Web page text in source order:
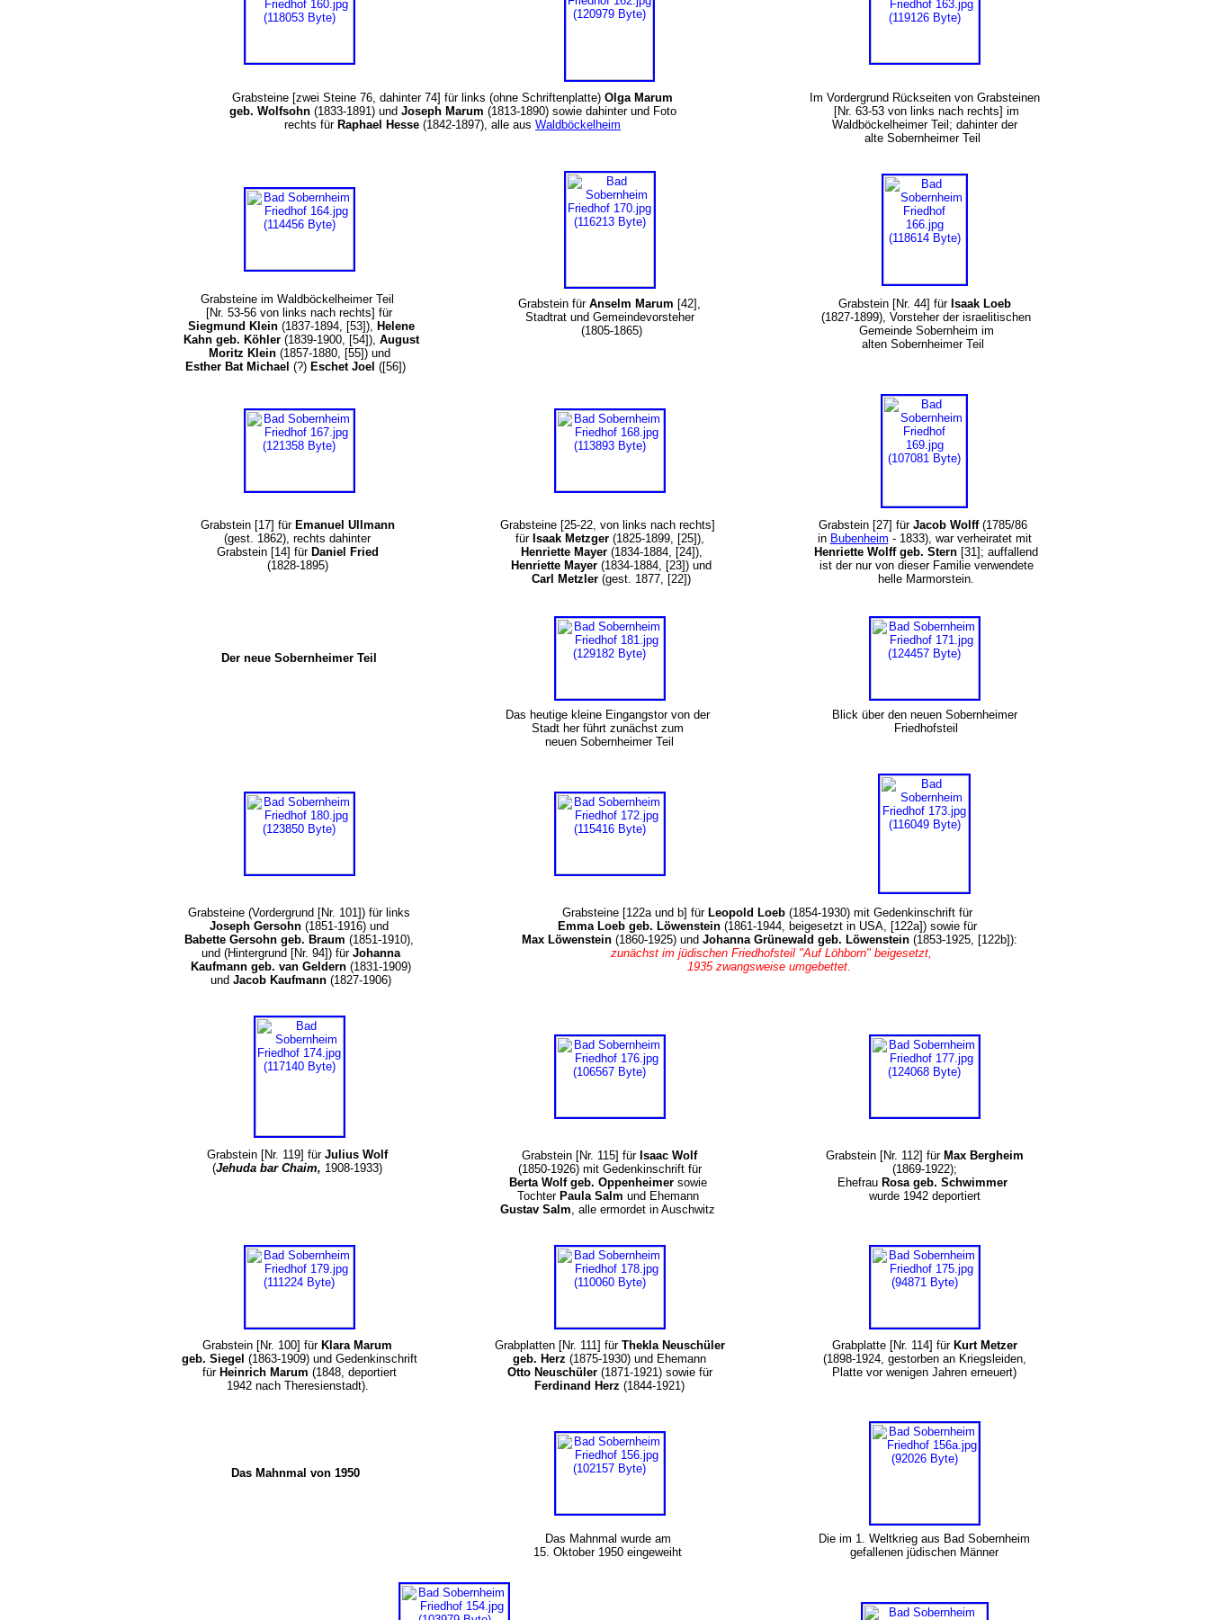
Grabsteine [zwei Steine 76, dahinter 74] für links (ohne Schriftenplatte) Olga Marum
geb. Wolfsohn(1833-1891) und Joseph Marum (1813-1890) sowie dahinter und Foto
rechts für Raphael Hesse (1842-1897), alle aus Waldböckelheim
Im Vordergrund Rückseiten von Grabsteinen
[Nr. 63-53 von links nach rechts] im
Waldböckelheimer Teil; dahinter der
alte Sobernheimer Teil
Grabsteine im Waldböckelheimer Teil
[Nr. 53-56 von links nach rechts] für
Siegmund Klein(1837-1894, [53]), Helene
Kahn geb. Köhler (1839-1900, [54]), August
Moritz Klein(1857-1880, [55]) und
Esther Bat Michael (?) Eschet Joel ([56])
Grabstein für Anselm Marum [42],
Stadtrat und Gemeindevorsteher
(1805-1865)
Grabstein [Nr. 44] für Isaak Loeb
(1827-1899), Vorsteher der israelitischen
Gemeinde Sobernheim im
alten Sobernheimer Teil
Grabstein [17] fürEmanuel Ullmann
(gest. 1862), rechts dahinter
Grabstein [14] für Daniel Fried
(1828-1895)
Grabsteine [25-22, von links nach rechts]
für Isaak Metzger(1825-1899, [25]),
Henriette Mayer(1834-1884, [24]),
Henriette Mayer (1834-1884, [23]) und
Carl Metzler (gest. 1877, [22])
Grabstein [27] für Jacob Wolff(1785/86
in Bubenheim - 1833), war verheiratet mit
Henriette Wolff geb. Stern [31]; auffallend
ist der nur von dieser Familie verwendete
helle Marmorstein.
Der neue Sobernheimer Teil
Das heutige kleine Eingangstor von der
Stadt her führt zunächst zum
neuen Sobernheimer Teil
Blick über den neuen Sobernheimer
Friedhofsteil
Grabsteine (Vordergrund [Nr. 101]) für links
Joseph Gersohn (1851-1916) und
Babette Gersohn geb. Braum (1851-1910),
und (Hintergrund [Nr. 94]) für Johanna
Kaufmann geb. van Geldern (1831-1909)
und Jacob Kaufmann (1827-1906)
Grabsteine [122a und b] für Leopold Loeb (1854-1930) mit Gedenkinschrift für
Emma Loeb geb. Löwenstein (1861-1944, beigesetzt in USA, [122a]) sowie für
Max Löwenstein (1860-1925) und Johanna Grünewald geb. Löwenstein(1853-1925, [122b]):
zunächst im jüdischen Friedhofsteil "Auf Löhborn" beigesetzt,
1935 zwangsweise umgebettet.
Grabstein [Nr. 119] für Julius Wolf
(Jehuda bar Chaim, 1908-1933)
Grabstein [Nr. 115] für Isaac Wolf
(1850-1926) mit Gedenkinschrift für
Berta Wolf geb. Oppenheimersowie
Tochter Paula Salm und Ehemann
Gustav Salm, alle ermordet in Auschwitz
Grabstein [Nr. 112] für Max Bergheim
(1869-1922);
Ehefrau Rosa geb. Schwimmer
wurde 1942 deportiert
Grabstein [Nr. 100] für Klara Marum
geb. Siegel (1863-1909) und Gedenkinschrift
für Heinrich Marum (1848, deportiert
1942 nach Theresienstadt).
Grabplatten [Nr. 111] für Thekla Neuschüler
geb. Herz (1875-1930) und Ehemann
Otto Neuschüler(1871-1921) sowie für
Ferdinand Herz (1844-1921)
Grabplatte [Nr. 114] für Kurt Metzer
(1898-1924, gestorben an Kriegsleiden,
Platte vor wenigen Jahren erneuert)
Das Mahnmal von 1950
Das Mahnmal wurde am
15. Oktober 1950 eingeweiht
Die im 1. Weltkrieg aus Bad Sobernheim
gefallenen jüdischen Männer